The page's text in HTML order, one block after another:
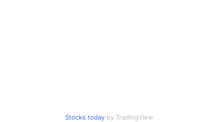
Stocks today by TradingView